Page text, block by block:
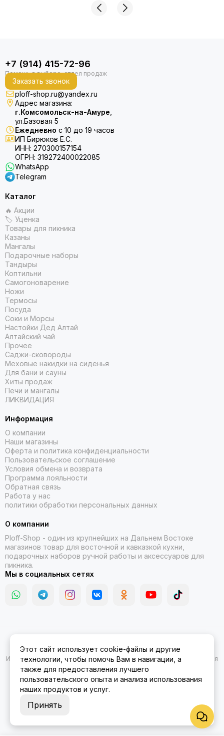
+7 (914) 415-72-96
Заказать звонок
ploff-shop.ru@yandex.ru
Адрес магазина:
г.Комсомольск-на-Амуре
ул.Базовая 5
Ежедневно с 10 до 19 часов
ИП Бирюков Е.С.
ИНН: 270300157154
ОГРН: 319272400022085
WhatsApp
Telegram
Каталог
🔥 Акции
🏷 Уценка
Товары для пикника
Казаны
Мангалы
Подарочные наборы
Тандыры
Коптильни
Самогоноварение
Ножи
Термосы
Посуда
Соки и Морсы
Настойки Дед Алтай
Алтайский чай
Прочее
Саджи-сковороды
Меховые накидки на сиденья
Для бани и сауны
Хиты продаж
Печи и мангалы
ЛИКВИДАЦИЯ
Информация
О компании
Наши магазины
Оферта и политика конфиденциальности
Пользовательское соглашение
Условия обмена и возврата
Программа лояльности
Обратная связь
Работа у нас
политики обработки персональных данных
О компании
Ploff-Shop - один из крупнейших на Дальнем Востоке
магазинов товар для восточной и кавказкой кухни,
подарочных наборов ручной работы и аксессуаров для
пикника.
Мы в социальных сетях
Амуре.Карта сайта
Информация на сайте носит ознакомительный характер и не является
публичной офертой.
Этот сайт использует cookie-файлы и другие
технологии, чтобы помочь Вам в навигации, а
также для предоставления лучшего
пользовательского опыта и анализа использования
наших продуктов и услуг.
Принять